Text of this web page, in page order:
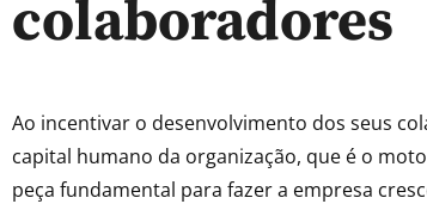
colaboradores
Ao incentivar o desenvolvimento dos seus
capital humano da organização, que é o
peça fundamental para fazer a empresa